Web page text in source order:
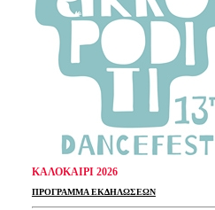
ΚΑΛΟΚΑΙΡΙ 2026
ΠΡΟΓΡΑΜΜΑ ΕΚΔΗΛΩΣΕΩΝ